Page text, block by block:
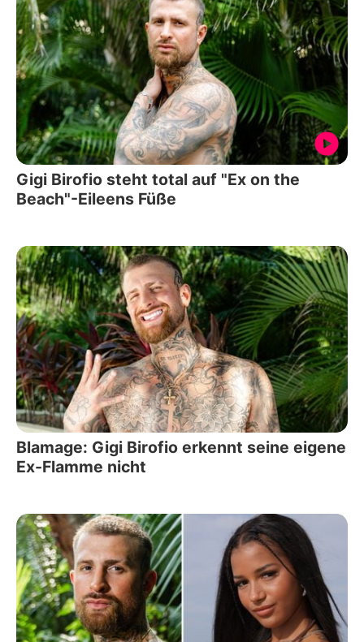
Gigi Birofio steht total auf "Ex on the
Beach"-Eileens Füße
Blamage: Gigi Birofio erkennt seine eigene
Ex-Flamme nicht